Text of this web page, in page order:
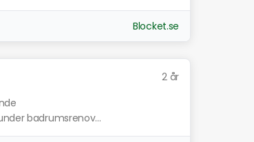
Blocket.se
2 år
badrumsrenov...